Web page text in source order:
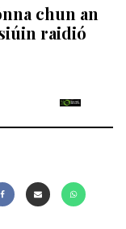
chun an
raidió